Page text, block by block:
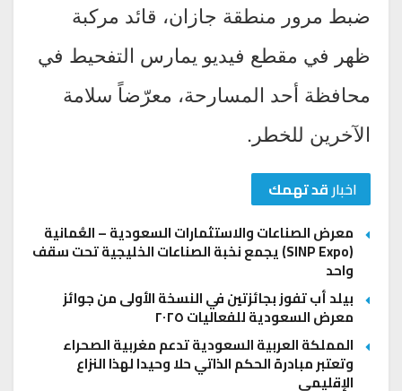
ضبط مرور منطقة جازان، قائد مركبة
ظهر في مقطع فيديو يمارس التفحيط في
محافظة أحد المسارحة، معرّضاً سلامة
الآخرين للخطر.
اخبارقد تهمك
معرض الصناعات والاستثمارات السعودية – العُمانية
(SINP Expo) يجمع نخبة الصناعات الخليجية تحت سقف
واحد
بيلد أب تفوز بجائزتين في النسخة الأولى من جوائز
معرض السعودية للفعاليات ٢٠٢٥
المملكة العربية السعودية تدعم مغربية الصحراء
وتعتبر مبادرة الحكم الذاتي حلا وحيدا لهذا النزاع
الإقليمي